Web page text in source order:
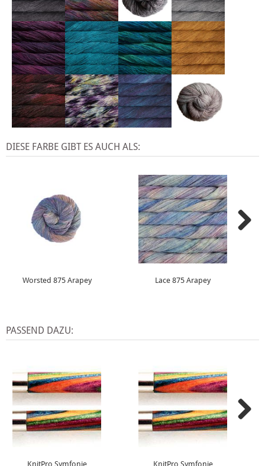
DIESE FARBE GIBT ES AUCH ALS:
Worsted 875 Arapey Lace 875 Arapey
PASSEND DAZU:
KnitPro Symfonie KnitPro Symfonie